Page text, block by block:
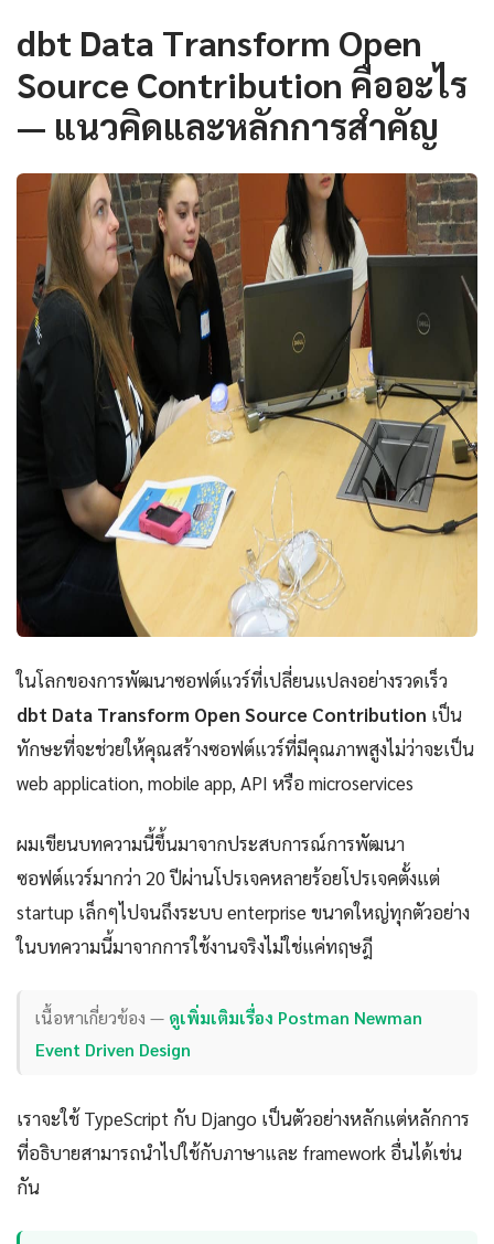
dbt Data Transform Open
Source Contribution คืออะไร
— แนวคิดและหลักการสำคัญ
ในโลกของการพัฒนาซอฟต์แวร์ที่เปลี่ยนแปลงอย่างรวดเร็ว
dbt Data Transform Open Source Contribution เป็น
ทักษะที่จะช่วยให้คุณสร้างซอฟต์แวร์ที่มีคุณภาพสูงไม่ว่าจะเป็น
web application, mobile app, API หรือ microservices
ผมเขียนบทความนี้ขึ้นมาจากประสบการณ์การพัฒนา
ซอฟต์แวร์มากว่า 20 ปีผ่านโปรเจคหลายร้อยโปรเจคตั้งแต่
startup เล็กๆไปจนถึงระบบ enterprise ขนาดใหญ่ทุกตัวอย่าง
ในบทความนี้มาจากการใช้งานจริงไม่ใช่แค่ทฤษฎี
เนื้อหาเกี่ยวข้อง — ดูเพิ่มเติมเรื่อง Postman Newman
Event Driven Design
เราจะใช้ TypeScript กับ Django เป็นตัวอย่างหลักแต่หลักการ
ที่อธิบายสามารถนำไปใช้กับภาษาและ framework อื่นได้เช่น
กัน